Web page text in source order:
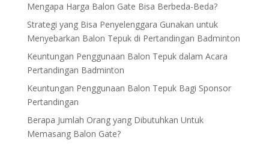
Mengapa Harga Balon Gate Bisa Berbeda-Beda?
Strategi yang Bisa Penyelenggara Gunakan untuk
Menyebarkan Balon Tepuk di Pertandingan Badminton
Keuntungan Penggunaan Balon Tepuk dalam Acara
Pertandingan Badminton
Keuntungan Penggunaan Balon Tepuk Bagi Sponsor
Pertandingan
Berapa Jumlah Orang yang Dibutuhkan Untuk
Memasang Balon Gate?